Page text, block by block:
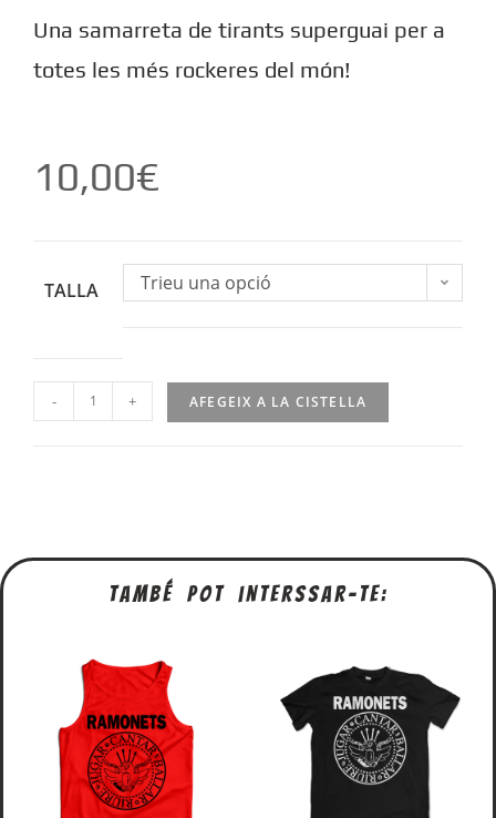
Una samarreta de tirants superguai per a
totes les més rockeres del món!
10,00€
TALLA Trieu una opció
- + AFEGEIX A LA CISTELLA
També pot interssar-te: